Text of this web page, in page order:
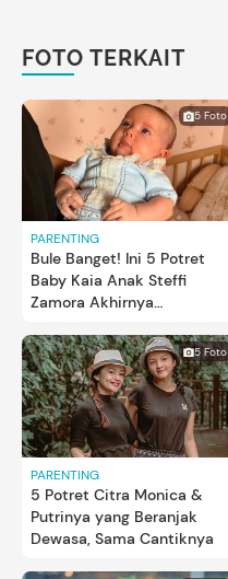
FOTO TERKAIT
5 Foto
PARENTING
Bule Banget! Ini 5 Potret
Baby Kaia Anak Steffi
Zamora Akhirnya
5 Foto
PARENTING
5 Potret Citra Monica &
Putrinya yang Beranjak
Dewasa, Sama Cantiknya